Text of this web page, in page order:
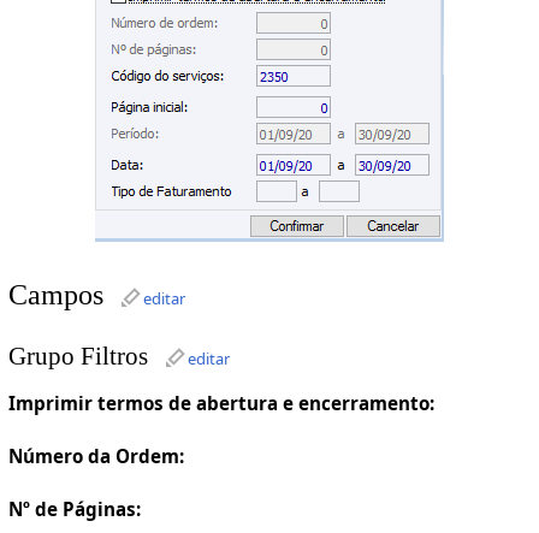
Campos editar
Grupo Filtros editar
Imprimir termos de abertura e encerramento:
Número da Ordem:
Nº de Páginas: